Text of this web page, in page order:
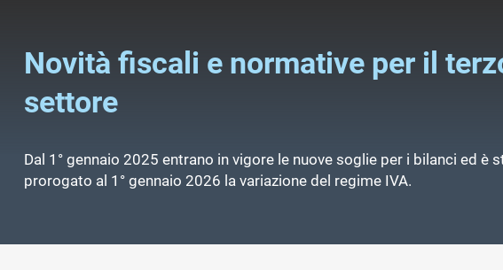
Novità fiscali e normative per il
settore
Dal 1° gennaio 2025 entrano in vigore le nuove soglie per i bilanci ed è
prorogato al 1° gennaio 2026 la variazione del regime IVA.